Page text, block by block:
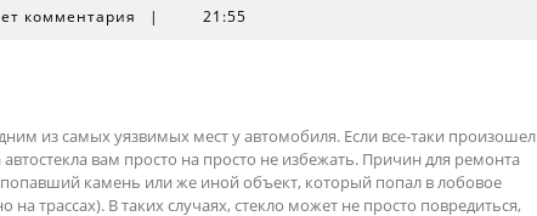
комментария | 21:55
из самых уязвимых мест у автомобиля. Если все-таки произошел
вам просто на просто не избежать. Причин для ремонта
камень или же иной объект, который попал в лобовое
на трассах). В таких случаях, стекло может не просто повредиться,